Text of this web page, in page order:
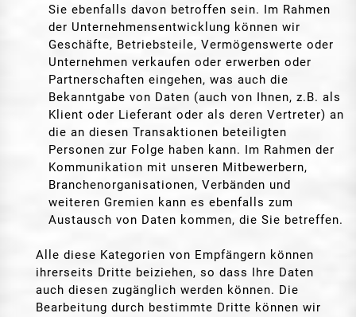
Sie ebenfalls davon betroffen sein. Im Rahmen
der Unternehmensentwicklung können wir
Geschäfte, Betriebsteile, Vermögenswerte oder
Unternehmen verkaufen oder erwerben oder
Partnerschaften eingehen, was auch die
Bekanntgabe von Daten (auch von Ihnen, z.B. als
Klient oder Lieferant oder als deren Vertreter) an
die an diesen Transaktionen beteiligten
Personen zur Folge haben kann. Im Rahmen der
Kommunikation mit unseren Mitbewerbern,
Branchenorganisationen, Verbänden und
weiteren Gremien kann es ebenfalls zum
Austausch von Daten kommen, die Sie betreffen.
Alle diese Kategorien von Empfängern können
ihrerseits Dritte beiziehen, so dass Ihre Daten
auch diesen zugänglich werden können. Die
Bearbeitung durch bestimmte Dritte können wir